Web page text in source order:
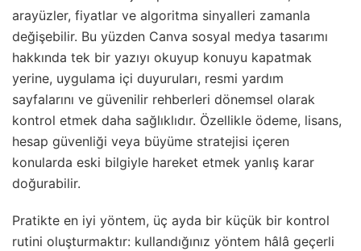
arayüzler, fiyatlar ve algoritma sinyalleri zamanla
değişebilir. Bu yüzden Canva sosyal medya tasarımı
hakkında tek bir yazıyı okuyup konuyu kapatmak
yerine, uygulama içi duyuruları, resmi yardım
sayfalarını ve güvenilir rehberleri dönemsel olarak
kontrol etmek daha sağlıklıdır. Özellikle ödeme, lisans,
hesap güvenliği veya büyüme stratejisi içeren
konularda eski bilgiyle hareket etmek yanlış karar
doğurabilir.
Pratikte en iyi yöntem, üç ayda bir küçük bir kontrol
rutini oluşturmaktır: kullandığınız yöntem hâlâ geçerli